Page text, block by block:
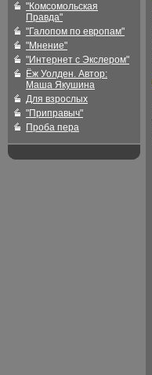
"Комсомольская
Правда"
"Галопом по европам"
"Мнение"
"Интернет с Экслером"
Ёж Уолден. Автор:
Маша Якушина
Для взрослых
"Приправыч"
Проба пера